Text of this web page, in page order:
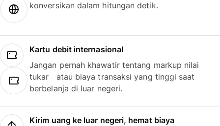
konversikan dalam hitungan detik.
Kartu debit internasional
Jangan pernah khawatir tentang markup nilai
tukar atau biaya transaksi yang tinggi saat
berbelanja di luar negeri.
Kirim uang ke luar negeri, hemat biaya